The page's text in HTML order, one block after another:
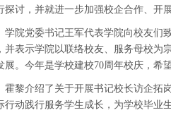
探讨，并就进一步加强校企合作、开
学院党委书记王军代表学院向校友们
并表示学院以联络校友、服务母校为
展。今年是学校建校70周年校庆 ，希
霍黎介绍了关于开展书记校长访企拓
行动践行服务学生成长，为学校毕业